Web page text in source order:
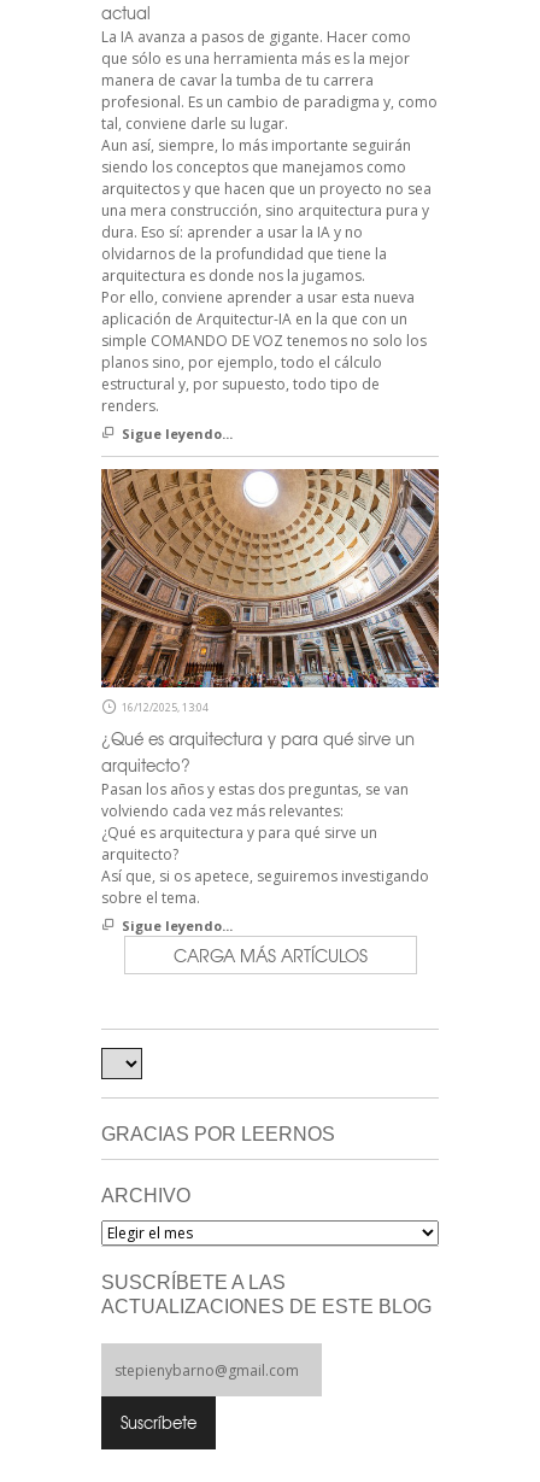
actual
La IA avanza a pasos de gigante. Hacer como
que sólo es una herramienta más es la mejor
manera de cavar la tumba de tu carrera
profesional. Es un cambio de paradigma y, como
tal, conviene darle su lugar.
Aun así, siempre, lo más importante seguirán
siendo los conceptos que manejamos como
arquitectos y que hacen que un proyecto no sea
una mera construcción, sino arquitectura pura y
dura. Eso sí: aprender a usar la IA y no
olvidarnos de la profundidad que tiene la
arquitectura es donde nos la jugamos.
Por ello, conviene aprender a usar esta nueva
aplicación de Arquitectur-IA en la que con un
simple COMANDO DE VOZ tenemos no solo los
planos sino, por ejemplo, todo el cálculo
estructural y, por supuesto, todo tipo de
renders.
Sigue leyendo...
16/12/2025, 13:04
¿Qué es arquitectura y para qué sirve un
arquitecto?
Pasan los años y estas dos preguntas, se van
volviendo cada vez más relevantes:
¿Qué es arquitectura y para qué sirve un
arquitecto?
Así que, si os apetece, seguiremos investigando
sobre el tema.
Sigue leyendo...
CARGA MÁS ARTÍCULOS
GRACIAS POR LEERNOS
ARCHIVO
Archivo
SUSCRÍBETE A LAS
ACTUALIZACIONES DE ESTE BLOG